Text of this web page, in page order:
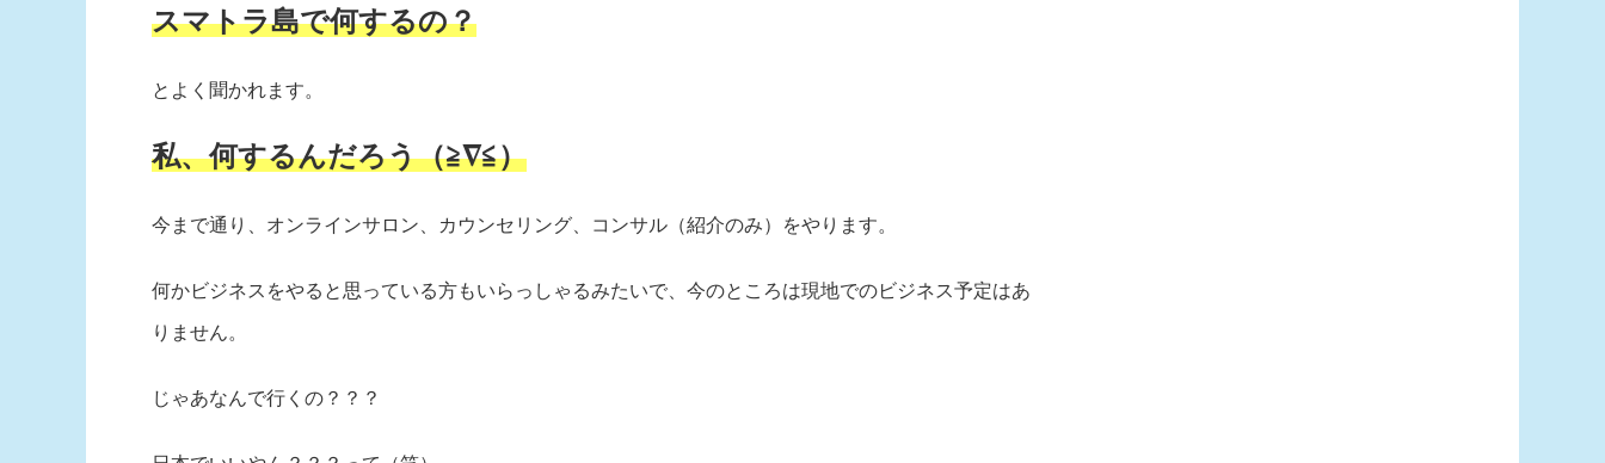
スマトラ島で何するの？
とよく聞かれます。
私、何するんだろう（≧∇≦）
今まで通り、オンラインサロン、カウンセリング、コンサル（紹介のみ）をやります。
何かビジネスをやると思っている方もいらっしゃるみたいで、今のところは現地でのビジネス予定はあ
りません。
じゃあなんで行くの？？？